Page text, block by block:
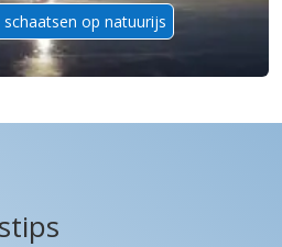
op natuurijs